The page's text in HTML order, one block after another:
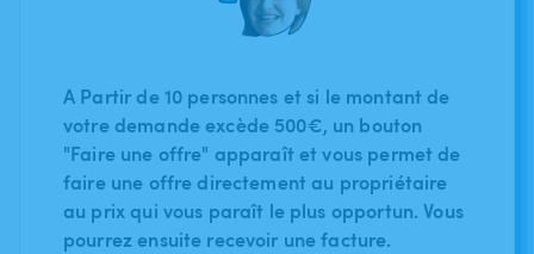
A Partir de 10 personnes et si le montant de
votre demande excède 500€, un bouton
"Faire une offre" apparaît et vous permet de
faire une offre directement au propriétaire
au prix qui vous paraît le plus opportun. Vous
pourrez ensuite recevoir une facture.